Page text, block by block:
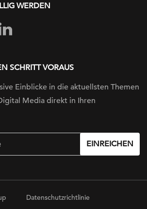
WERDEN
SCHRITT VORAUS
Einblicke in die aktuellsten Themen
Media direkt in Ihren
EINREICHEN
Datenschutzrichtlinie